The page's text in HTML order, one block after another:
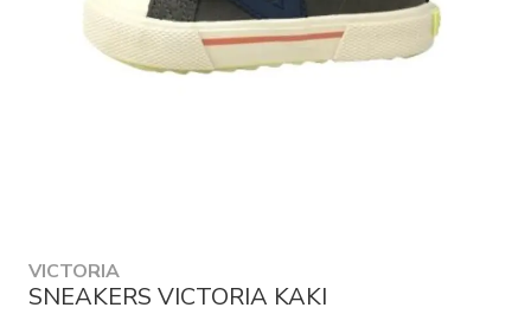
VICTORIA
SNEAKERS VICTORIA KAKI